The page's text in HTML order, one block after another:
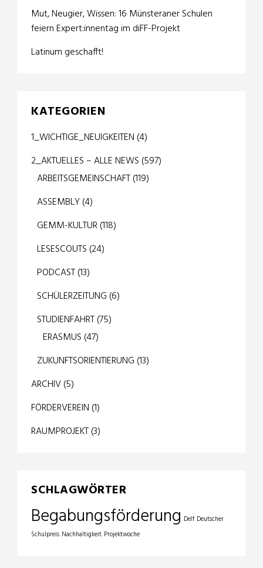
Mut, Neugier, Wissen: 16 Münsteraner Schulen
feiern Expert:innentag im diFF-Projekt
Latinum geschafft!
KATEGORIEN
1_WICHTIGE_NEUIGKEITEN (4)
2_AKTUELLES – ALLE NEWS (597)
ARBEITSGEMEINSCHAFT(119)
ASSEMBLY(4)
GEMM-KULTUR(118)
LESESCOUTS (24)
PODCAST(13)
SCHÜLERZEITUNG (6)
STUDIENFAHRT(75)
ERASMUS (47)
ZUKUNFTSORIENTIERUNG (13)
ARCHIV(5)
FÖRDERVEREIN (1)
RAUMPROJEKT(3)
SCHLAGWÖRTER
Begabungsförderung Delf Deutscher
Schulpreis Nachhaltigkeit Projektwoche